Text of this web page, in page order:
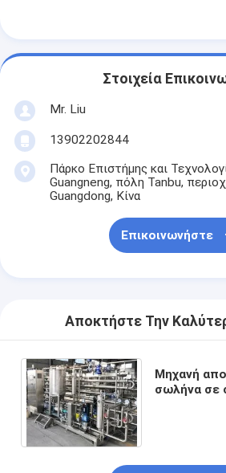
Προϊόντα
Ποιοτικός έλεγχος
επαφή
Συνομιλία τώρα
Αυτοματοποιημένη μηχανή
Αυτόματη κονσερβοποιώντας
Εξοπλισμός παστερίωσης
Στοιχεία
Mr. Liu
13902202844
Πάρκο Επιστήμης και
Guangneng, πόλη Tanbu,
Guangdong, Κίνα
Επικοινωνήστε
Αποκτήστε Την
Μηχανή
σωλήνα σε